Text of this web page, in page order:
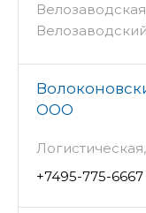
Велозаводский
ООО
+7495-775-6667